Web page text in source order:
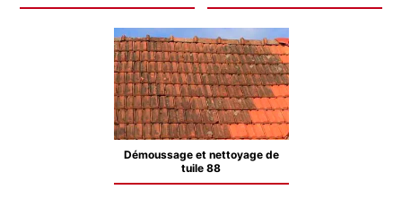
Démoussage et nettoyage de
tuile 88